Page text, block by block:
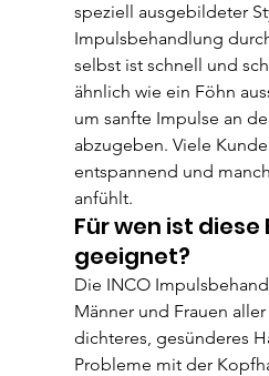
speziell ausgebildeter
Impulsbehandlung
selbst ist schnell und
ähnlich wie ein Föhn
um sanfte Impulse an
abzugeben. Viele
entspannend und
anfühlt.
Für wen ist
geeignet?
Die INCO
Männer und Frauen
dichteres, gesünderes
Probleme mit der